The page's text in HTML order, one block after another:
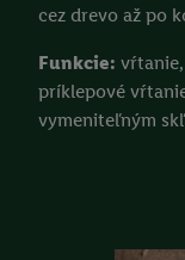
cez drevo až po
Funkcie:
príklepové
vymeniteľným